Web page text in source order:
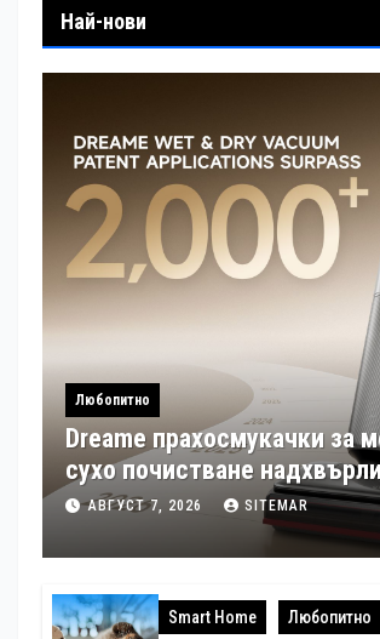
Най-нови
Любопитно
Dreame прахосмукачки за
сухо почистване
патентни заявки в
АВГУСТ 7, 2026 SITEMAR
Smart Home Любопитно